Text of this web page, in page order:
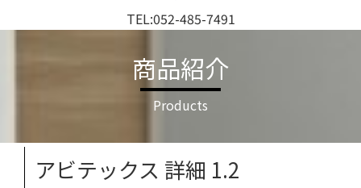
TEL:052-485-7491
商品紹介
Products
アビテックス 詳細 1.2